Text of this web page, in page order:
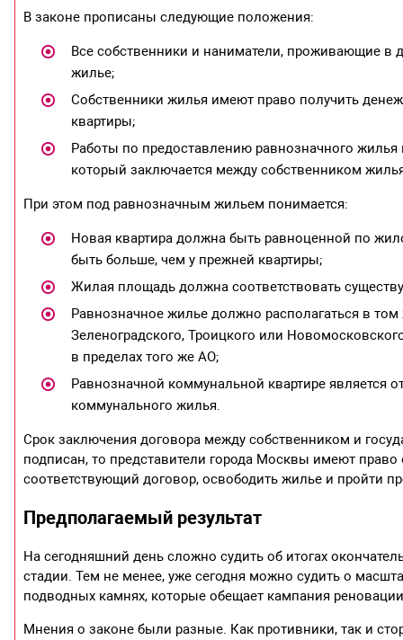
В законе прописаны следующие положения:
Все собственники и наниматели, проживающие в
жилье;
Собственники жилья имеют право получить
квартиры;
Работы по предоставлению равнозначного
который заключается между собственником
При этом под равнозначным жильем понимается:
Новая квартира должна быть равноценной по
быть больше, чем у прежней квартиры;
Жилая площадь должна соответствовать
Равнозначное жилье должно располагаться в
Зеленоградского, Троицкого или
в пределах того же АО;
Равнозначной коммунальной квартире является
коммунального жилья.
Срок заключения договора между собственником и
подписан, то представители города Москвы имеют
соответствующий договор, освободить жилье и пройти
Предполагаемый результат
На сегодняшний день сложно судить об итогах
стадии. Тем не менее, уже сегодня можно судить о
подводных камнях, которые обещает кампания
Мнения о законе были разные. Как противники, так и